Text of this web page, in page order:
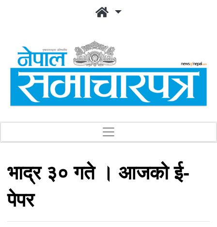
भाद्र ३० गते । आजको ई-
पेपर